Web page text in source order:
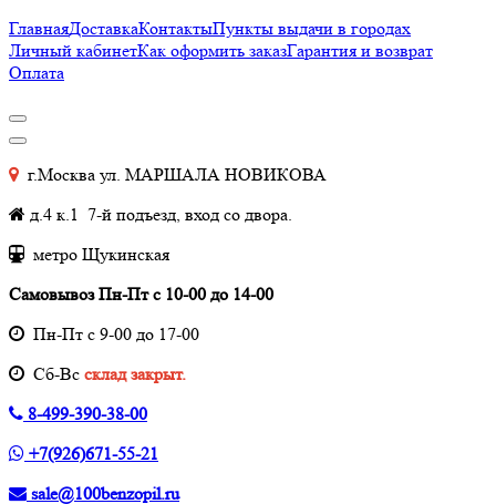
ГлавнаяДоставкаКонтактыПункты выдачи в городах
Личный кабинетКак оформить заказГарантия и возврат
Оплата
г.Москва ул. МАРШАЛА НОВИКОВА
д.4 к.1 7-й подъезд, вход со двора.
метро Щукинская
Самовывоз Пн-Пт с 10-00 до 14-00
Пн-Пт с 9-00 до 17-00
Cб-Вс склад закрыт.
8-499-390-38-00
+7(926)671-55-21
sale@100benzopil.ru